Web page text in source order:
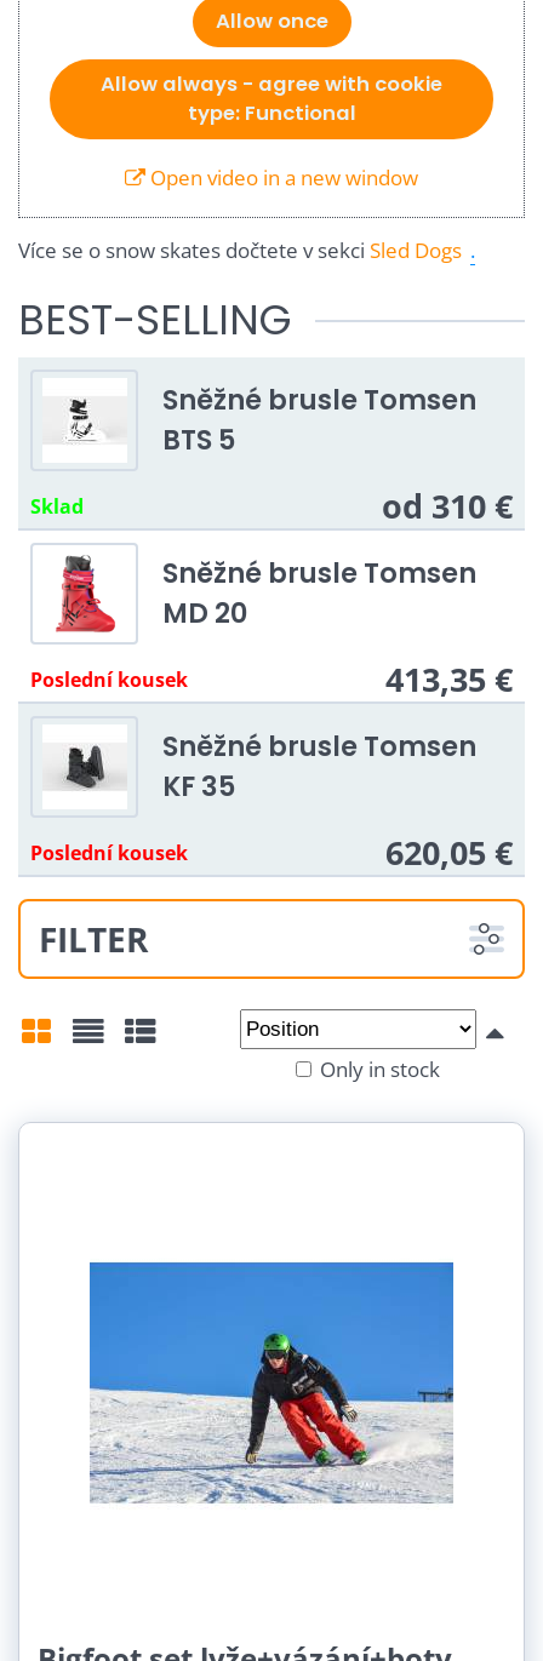
Allow once
Allow always - agree with cookie
type: Functional
Open video in a new window
Více se o snow skates dočtete v sekci Sled Dogs .
BEST-SELLING
Sněžné brusle Tomsen
BTS 5
Sklad od 310 €
Sněžné brusle Tomsen
MD 20
Poslední kousek 413,35 €
Sněžné brusle Tomsen
KF 35
Poslední kousek 620,05 €
FILTER
To:
Velikost:
4 hodiny (1)
Only in stock